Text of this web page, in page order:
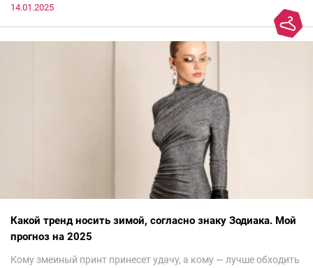
14.01.2025
Какой тренд носить зимой, согласно знаку Зодиака. Мой
прогноз на 2025
Кому змеиный принт принесет удачу, а кому — лучше обходить